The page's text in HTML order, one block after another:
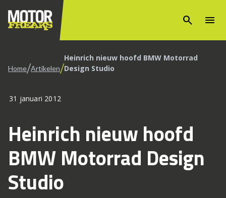
search menu
Home/Artikelen/Heinrich nieuw hoofd BMW Motorrad
Design Studio
31 januari 2012
Heinrich nieuw hoofd
BMW Motorrad Design
Studio